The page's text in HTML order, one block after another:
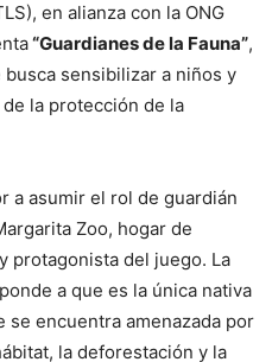
en alianza con la ONG
“Guardianes de la Fauna”,
sensibilizar a niños y
la protección de la
a asumir el rol de guardián
Zoo, hogar de
protagonista del juego. La
a que es la única nativa
se encuentra amenazada por
la deforestación y la